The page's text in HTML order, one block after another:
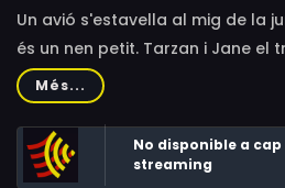
Un avió s'estavella al mig de la
és un nen petit. Tarzan i Jane el
fill. Anys després, una expedició
família del noi s'endinsa a la
petit.
Més...
No disponible a
streaming